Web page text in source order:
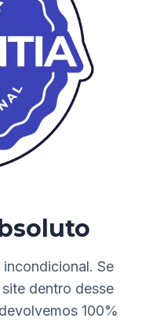
Se
dentro desse
100%